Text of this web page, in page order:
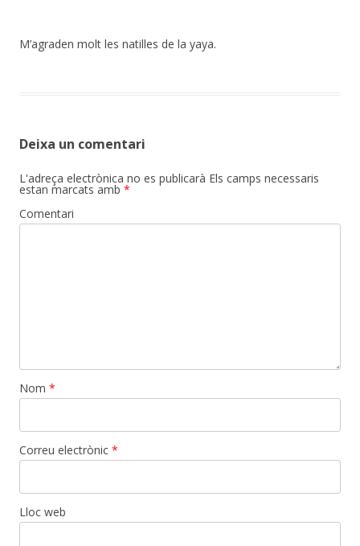
M’agraden molt les natilles de la yaya.
Deixa un comentari
L'adreça electrònica no es publicarà Els camps necessaris
estan marcats amb *
Comentari
Nom *
Correu electrònic *
Lloc web